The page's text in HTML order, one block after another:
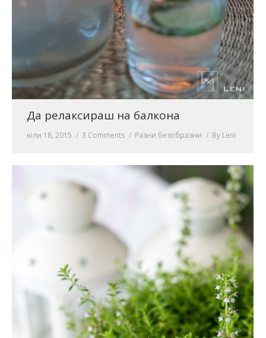
Да релаксираш на балкона
юли 18, 2015 3 Comments Разни безобразни By Leni